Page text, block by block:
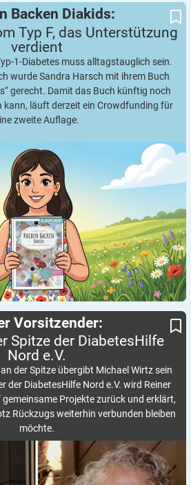
Backen Diakids:
Typ F, das Unterstützung verdient
Backen Diakids:
Typ F, das Unterstützung
verdient
1-Diabetes muss alltagstauglich sein.
wurde Sandra Harsch mit ihrem Buch
gerecht. Damit das Buch künftig noch
kann, läuft derzeit ein Crowdfunding für
zweite Auflage.
Vorsitzender:
der DiabetesHilfe Nord e.V.
Vorsitzender:
Spitze der DiabetesHilfe
Nord e.V.
der Spitze übergibt Michael Wirtz sein
der DiabetesHilfe Nord e.V. wird Reiner
Projekte zurück und erklärt,
Rückzugs weiterhin verbunden bleiben
möchte.